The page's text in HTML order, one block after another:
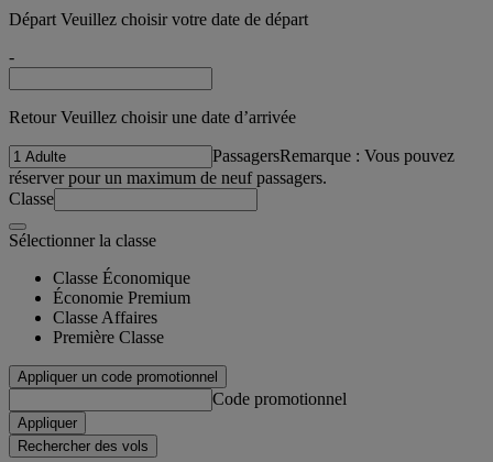
Départ Veuillez choisir votre date de départ
-
Retour Veuillez choisir une date d’arrivée
PassagersRemarque : Vous pouvez
réserver pour un maximum de neuf passagers.
Classe
Sélectionner la classe
Classe Économique
Économie Premium
Classe Affaires
Première Classe
Appliquer un code promotionnel
Code promotionnel
Appliquer
Rechercher des vols